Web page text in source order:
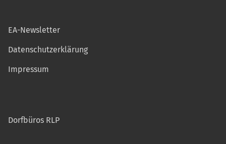
EA-Newsletter
Datenschutzerklärung
Impressum
Dorfbüros RLP